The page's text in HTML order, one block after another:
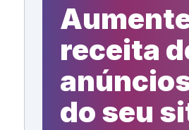
receita
do seu